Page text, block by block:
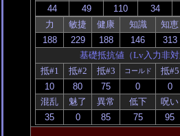
力 敏捷 健康 知識 知恵
基礎抵抗値（Lv入力非対
抵#1
抵#2 抵#3 コールド 抵#5
混乱 魅了 異常 低下 呪い